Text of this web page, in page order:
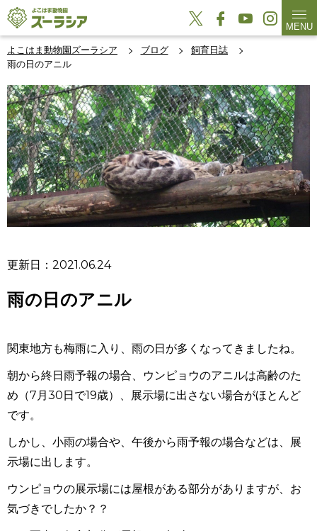
MENU
よこはま動物園ズーラシア ブログ
飼育日誌
雨の日のアニル
更新日：2021.06.24
雨の日のアニル
関東地方も梅雨に入り、雨の日が多くなってきましたね。
朝から終日雨予報の場合、ウンピョウのアニルは高齢のた
め（7月30日で19歳）、展示場に出さない場合がほとんど
です。
しかし、小雨の場合や、午後から雨予報の場合などは、展
示場に出します。
ウンピョウの展示場には屋根がある部分がありますが、お
気づきでしたか？？